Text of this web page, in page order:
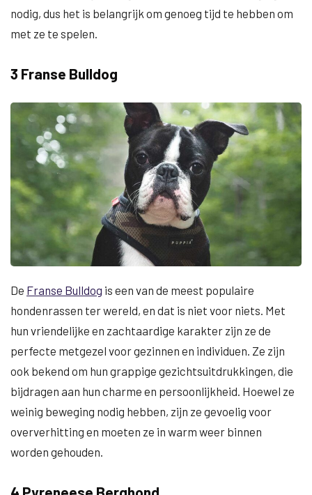
nodig, dus het is belangrijk om genoeg tijd te hebben om
met ze te spelen.
3 Franse Bulldog
De Franse Bulldog is een van de meest populaire
hondenrassen ter wereld, en dat is niet voor niets. Met
hun vriendelijke en zachtaardige karakter zijn ze de
perfecte metgezel voor gezinnen en individuen. Ze zijn
ook bekend om hun grappige gezichtsuitdrukkingen, die
bijdragen aan hun charme en persoonlijkheid. Hoewel ze
weinig beweging nodig hebben, zijn ze gevoelig voor
oververhitting en moeten ze in warm weer binnen
worden gehouden.